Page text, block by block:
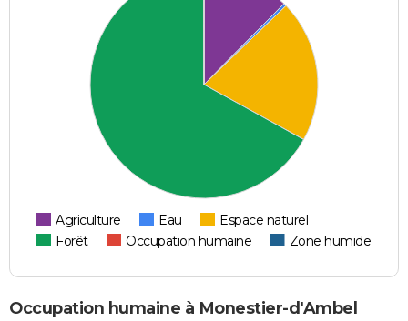
Agriculture Eau
Espace naturel
Forêt
Occupation humaine Zone humide
Occupation humaine à Monestier-d'Ambel